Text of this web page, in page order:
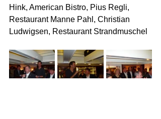
Hink, American Bistro, Pius Regli,
Restaurant Manne Pahl, Christian
Ludwigsen, Restaurant Strandmuschel